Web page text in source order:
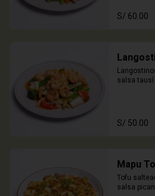
S/ 60.00
salsa tausí
S/ 50.00
Mapu
Tofu
salsa